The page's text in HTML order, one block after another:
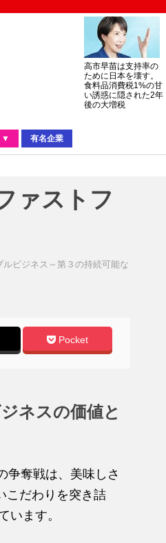
高市早苗は支持率の
ために日本を壊す。
食料品消費税1%の甘
い誘惑に隠された2年
後の大増税
▼ 有名企業
ァストフ
ビジネス～第３の持続可能な
Pocket
ネスの価値と
争奪戦は、美味しさ
こだわりを突き詰
います。